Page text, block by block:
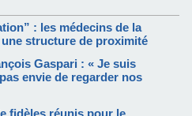
: les médecins de la
structure de proximité
Gaspari : « Je suis
envie de regarder nos
fidèles réunis pour le